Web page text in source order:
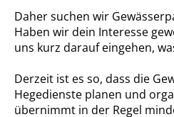
Daher suchen wir
Haben wir dein Interesse
uns kurz darauf eingehen,
Derzeit ist es so, dass die
Hegedienste planen und
übernimmt in der Regel